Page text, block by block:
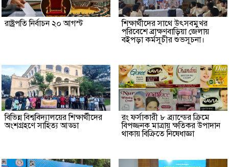
রাষ্ট্রপতি নির্বাচন ২০ আগস্ট
শিক্ষার্থীদের সাথে উৎসবমুখর
পরিবেশে ব্রাক্ষণবাড়িয়া জেলায়
বইপড়া কর্মসূচীর শুভসূচনা।
বিভিন্ন বিশ্ববিদ্যালয়ের শিক্ষার্থীদের
অংশগ্রহণে সাহিত্য আড্ডা
রং ফর্সাকারী ৮ ব্র্যান্ডের ক্রিমে
বিপজ্জনক মাত্রায় ক্ষতিকর উপাদান
থাকায় বিক্রিতে নিষেধাজ্ঞা